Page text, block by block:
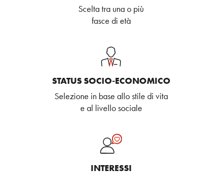
Scelta tra una o più
fasce di età
STATUS SOCIO-ECONOMICO
Selezione in base allo stile di vita
e al livello sociale
INTERESSI